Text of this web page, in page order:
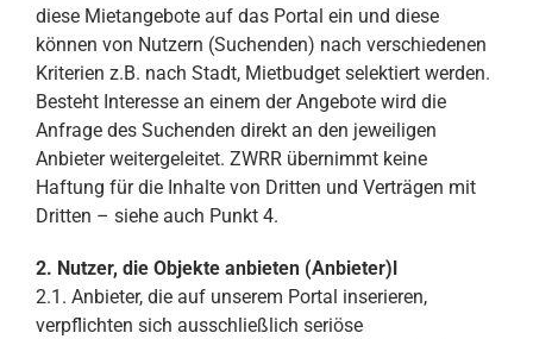
diese Mietangebote auf das Portal ein und diese
können von Nutzern (Suchenden) nach verschiedenen
Kriterien z.B. nach Stadt, Mietbudget selektiert werden.
Besteht Interesse an einem der Angebote wird die
Anfrage des Suchenden direkt an den jeweiligen
Anbieter weitergeleitet. ZWRR übernimmt keine
Haftung für die Inhalte von Dritten und Verträgen mit
Dritten – siehe auch Punkt 4.
2. Nutzer, die Objekte anbieten (Anbieter)l
2.1. Anbieter, die auf unserem Portal inserieren,
verpflichten sich ausschließlich seriöse